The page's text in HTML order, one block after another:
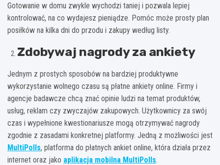
Gotowanie w domu zwykle wychodzi taniej i pozwala lepiej
kontrolować, na co wydajesz pieniądze. Pomóc może prosty plan
posiłków na kilka dni do przodu i zakupy według listy.
Zdobywaj nagrody za ankiety
Jednym z prostych sposobów na bardziej produktywne
wykorzystanie wolnego czasu są płatne ankiety online. Firmy i
agencje badawcze chcą znać opinie ludzi na temat produktów,
usług, reklam czy zwyczajów zakupowych. Użytkownicy za swój
czas i wypełnione kwestionariusze mogą otrzymywać nagrody
zgodnie z zasadami konkretnej platformy. Jedną z możliwości jest
MultiPolls, platforma do płatnych ankiet online, która działa przez
internet oraz jako aplikacja mobilna MultiPolls.